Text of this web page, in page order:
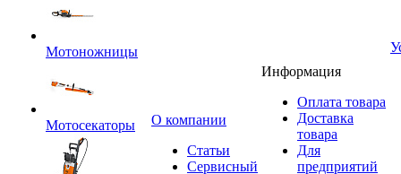
Мотоножницы
Мотосекаторы
O компании
Статьи
Сервисный
Информация
Оплата товара
Доставка
товара
Для
предприятий